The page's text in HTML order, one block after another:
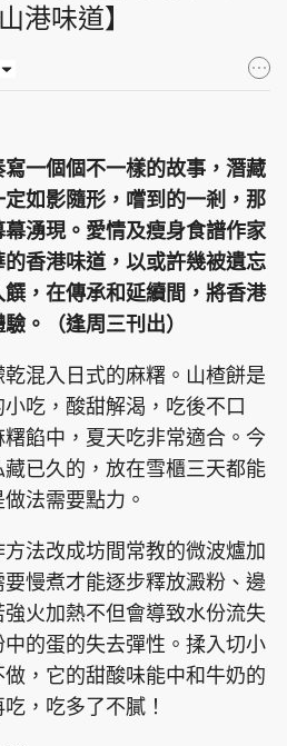
港味道】
一個個不一樣的故事，潛藏
如影隨形，嚐到的一剎，那
湧現。愛情及瘦身食譜作家
香港味道，以或許幾被遺忘
，在傳承和延續間，將香港
。（逢周三刊出）
混入日式的麻糬。山楂餅是
吃，酸甜解渴，吃後不口
餡中，夏天吃非常適合。今
已久的，放在雪櫃三天都能
法需要點力。
法改成坊間常教的微波爐加
慢煮才能逐步釋放澱粉、邊
火加熱不但會導致水份流失
的蛋的失去彈性。揉入切小
，它的甜酸味能中和牛奶的
，吃多了不膩！